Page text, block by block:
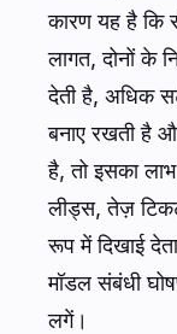
कारण यह है कि
लागत, दोनों के
देती है, अधिक
बनाए रखती है
है, तो इसका
लीड्स, तेज़
रूप में दिखाई
मॉडल संबंधी
लगें।